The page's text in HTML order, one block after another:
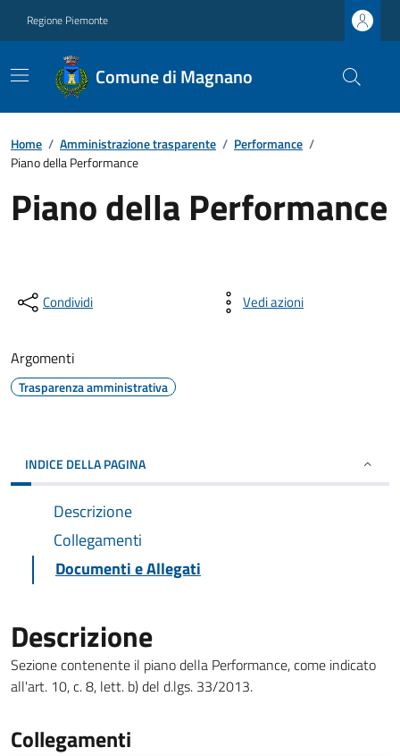
Regione Piemonte
Comune di Magnano
Home / Amministrazione trasparente / Performance /
Piano della Performance
Piano della Performance
Condividi Vedi azioni
Argomenti
Trasparenza amministrativa
INDICE DELLA PAGINA
Descrizione
Collegamenti
Documenti e Allegati
Descrizione
Sezione contenente il piano della Performance, come indicato
all'art. 10, c. 8, lett. b) del d.lgs. 33/2013.
Collegamenti